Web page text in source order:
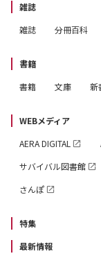
雑誌
雑誌
分冊百科
書籍
書籍
文庫 新
WEBメディア
AERA DIGITAL
サバイバル図書館
さんぽ
特集
最新情報